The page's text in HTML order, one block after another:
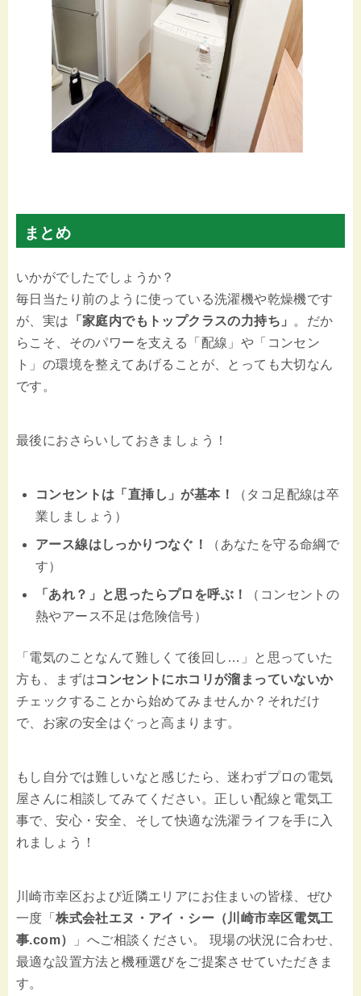
まとめ
いかがでしたでしょうか？
毎日当たり前のように使っている洗濯機や乾燥機です
が、実は 「家庭内でもトップクラスの力持ち」 。だか
らこそ、そのパワーを支える「配線」や「コンセン
ト」の環境を整えてあげることが、とっても大切なん
です。
最後におさらいしておきましょう！
コンセントは「直挿し」が基本！
（タコ足配線は卒
業しましょう）
アース線はしっかりつなぐ！
（あなたを守る命綱で
す）
「あれ？」と思ったらプロを呼ぶ！
（コンセントの
熱やアース不足は危険信号）
「電気のことなんて難しくて後回し…」と思っていた
方も、まずはコンセントにホコリが溜まっていないか
チェックすることから始めてみませんか？それだけ
で、お家の安全はぐっと高まります。
もし自分では難しいなと感じたら、迷わずプロの電気
屋さんに相談してみてください。正しい配線と電気工
事で、安心・安全、そして快適な洗濯ライフを手に入
れましょう！
川崎市幸区および近隣エリアにお住まいの皆様、ぜひ
一度「株式会社エヌ・アイ・シー（川崎市幸区電気工
事.com）
」へご相談ください。 現場の状況に合わせ、
最適な設置方法と機種選びをご提案させていただきま
す。